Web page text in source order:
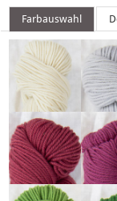
Farbauswahl